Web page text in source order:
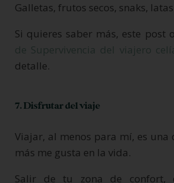
Galletas, frutos secos, snaks,
Si quieres saber más, este post
de Supervivencia del viajero
detalle.
7. Disfrutar del viaje
Viajar, al menos para mí, es una
más me gusta en la vida.
Salir de tu zona de confort,